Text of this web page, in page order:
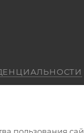
пользования